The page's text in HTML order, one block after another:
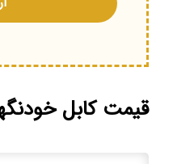
قیمت کابل